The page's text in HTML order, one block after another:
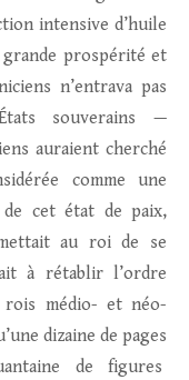
intensive d’huile
prospérité et
n’entrava pas
souverains —
auraient cherché
comme une
de cet état de paix,
au roi de se
à rétablir l’ordre
rois médio- et néo-
dizaine de pages
de figures